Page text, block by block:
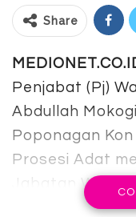
Share
Penjabat (Pj)
Abdullah
Poponagan
Prosesi Adat
Jabatan Wali
(22/2/2025).